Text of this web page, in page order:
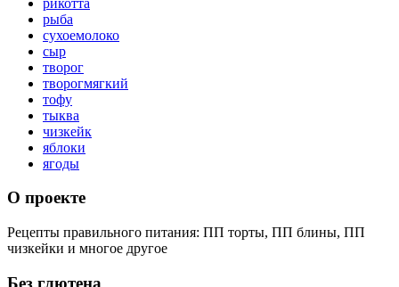
рыба
сухоемолоко
сыр
творог
творогмягкий
тофу
тыква
чизкейк
яблоки
ягоды
О проекте
Рецепты правильного питания: ПП торты, ПП блины, ПП
чизкейки и многое другое
Без глютена